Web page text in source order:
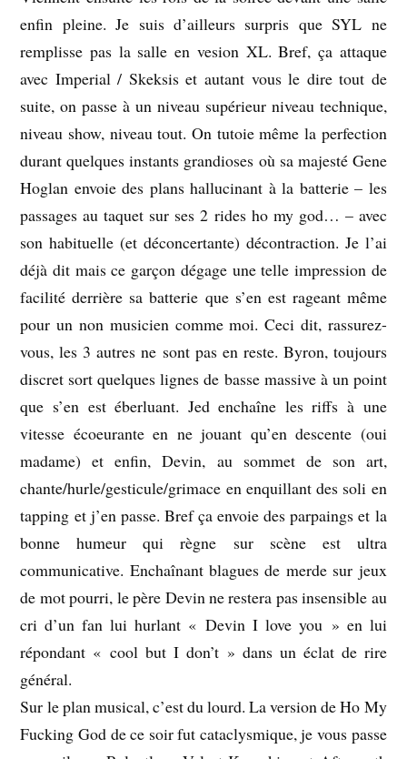
enfin pleine. Je suis d’ailleurs surpris que SYL ne
remplisse pas la salle en vesion XL. Bref, ça attaque
avec Imperial / Skeksis et autant vous le dire tout de
suite, on passe à un niveau supérieur niveau technique,
niveau show, niveau tout. On tutoie même la perfection
durant quelques instants grandioses où sa majesté Gene
Hoglan envoie des plans hallucinant à la batterie – les
passages au taquet sur ses 2 rides ho my god… – avec
son habituelle (et déconcertante) décontraction. Je l’ai
déjà dit mais ce garçon dégage une telle impression de
facilité derrière sa batterie que s’en est rageant même
pour un non musicien comme moi. Ceci dit, rassurez-
vous, les 3 autres ne sont pas en reste. Byron, toujours
discret sort quelques lignes de basse massive à un point
que s’en est éberluant. Jed enchaîne les riffs à une
vitesse écoeurante en ne jouant qu’en descente (oui
madame) et enfin, Devin, au sommet de son art,
chante/hurle/gesticule/grimace en enquillant des soli en
tapping et j’en passe. Bref ça envoie des parpaings et la
bonne humeur qui règne sur scène est ultra
communicative. Enchaînant blagues de merde sur jeux
de mot pourri, le père Devin ne restera pas insensible au
cri d’un fan lui hurlant « Devin I love you » en lui
répondant « cool but I don’t » dans un éclat de rire
général.
Sur le plan musical, c’est du lourd. La version de Ho My
Fucking God de ce soir fut cataclysmique, je vous passe